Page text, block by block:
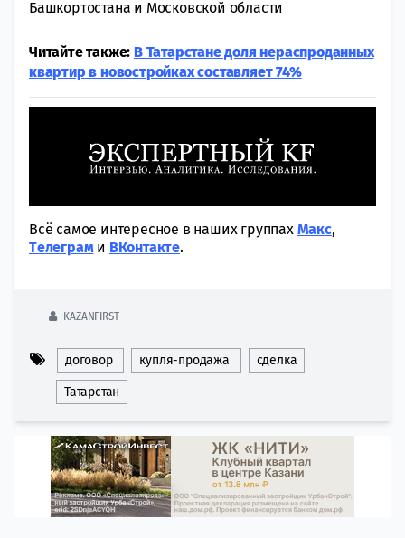
Башкортостана и Московской области
Читайте также: В Татарстане доля нераспроданных
квартир в новостройках составляет 74%
Всё самое интересное в наших группах Макс,
Tелеграми ВКонтакте.
KAZANFIRST
договор купля-продажа сделка
Татарстан